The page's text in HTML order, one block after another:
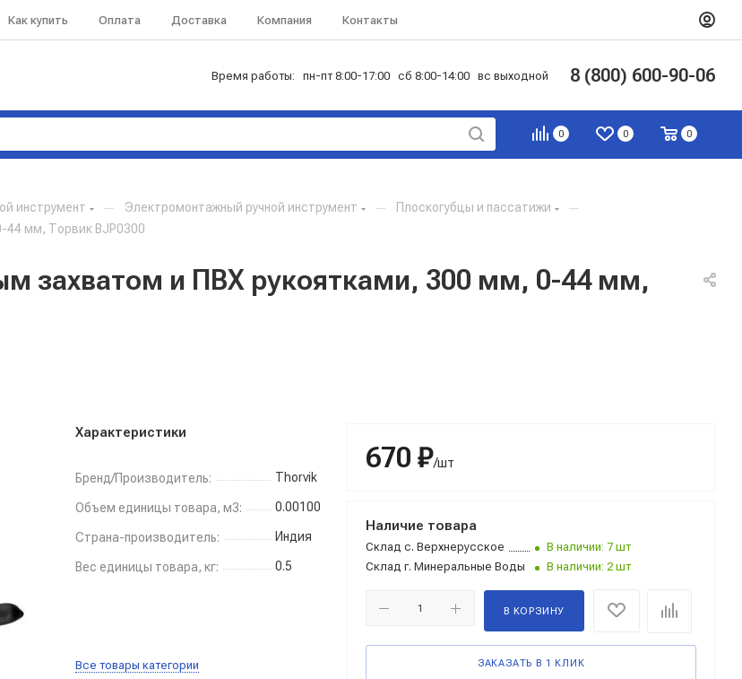
Как купить Оплата Доставка Компания Контакты
Время работы: пн-пт 8:00-17:00 сб 8:00-14:00 вс выходной 8 (800) 600-90-06
0 0 0
инструмент — Электромонтажный ручной инструмент — Плоскогубцы и пассатижи —
44 мм, Торвик BJP0300
захватом и ПВХ рукоятками, 300 мм, 0-44 мм,
Характеристики
Бренд/Производитель: Thorvik
Объем единицы товара, м3: 0.00100
Страна-производитель: Индия
Вес единицы товара, кг: 0.5
Все товары категории
670 ₽/шт
Наличие товара
Склад с. Верхнерусское
В наличии: 7 шт
Склад г. Минеральные Воды В наличии: 2 шт
В КОРЗИНУ
ЗАКАЗАТЬ В 1 КЛИК